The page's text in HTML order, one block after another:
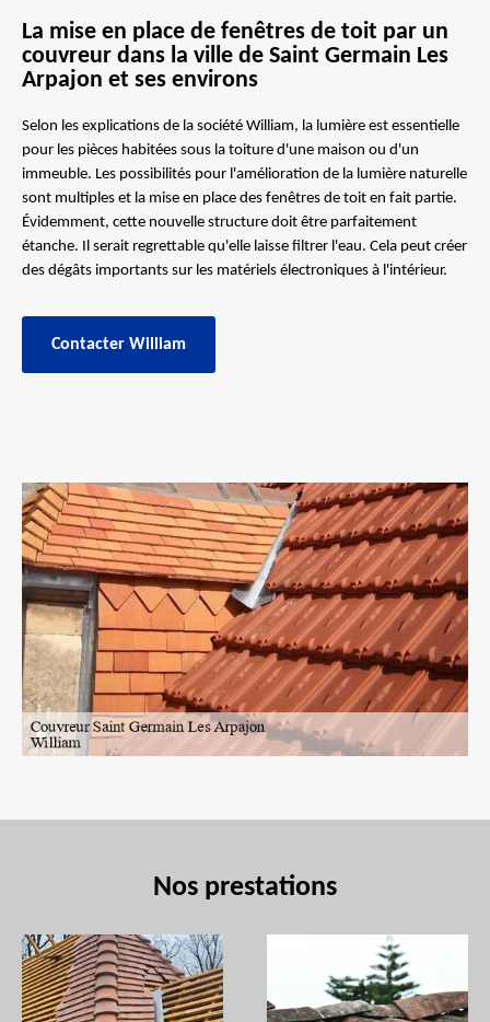
La mise en place de fenêtres de toit par un
couvreur dans la ville de Saint Germain Les
Arpajon et ses environs
Selon les explications de la société William, la lumière est essentielle
pour les pièces habitées sous la toiture d'une maison ou d'un
immeuble. Les possibilités pour l'amélioration de la lumière naturelle
sont multiples et la mise en place des fenêtres de toit en fait partie.
Évidemment, cette nouvelle structure doit être parfaitement
étanche. Il serait regrettable qu'elle laisse filtrer l'eau. Cela peut créer
des dégâts importants sur les matériels électroniques à l'intérieur.
Contacter William
Nos prestations